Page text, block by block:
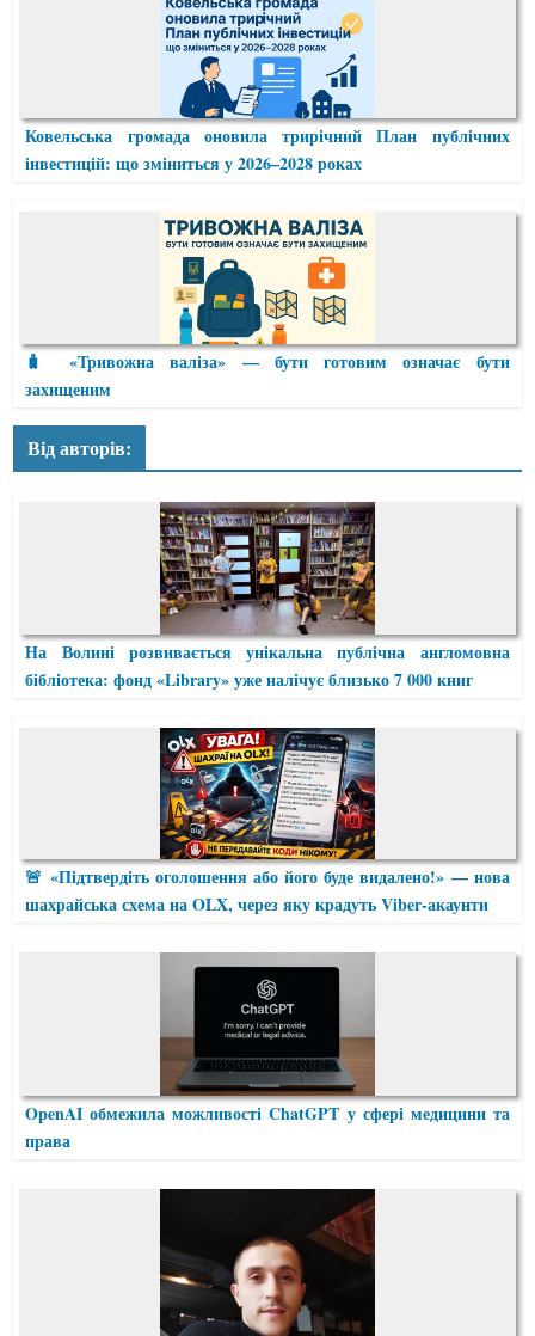
Ковельська громада оновила трирічний План публічних
інвестицій: що зміниться у 2026–2028 роках
🧳 «Тривожна валіза» — бути готовим означає бути
захищеним
Від авторів:
На Волині розвивається унікальна публічна англомовна
бібліотека: фонд «Library» уже налічує близько 7 000 книг
🚨 «Підтвердіть оголошення або його буде видалено!» — нова
шахрайська схема на OLX, через яку крадуть Viber-акаунти
OpenAI обмежила можливості ChatGPT у сфері медицини та
права